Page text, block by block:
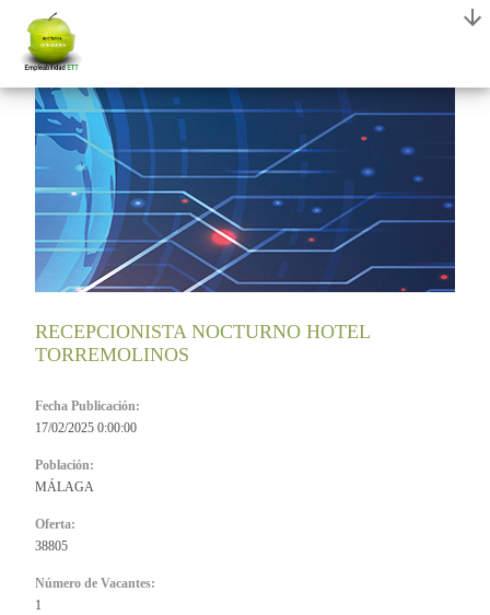
RECEPCIONISTA NOCTURNO HOTEL
TORREMOLINOS
Fecha Publicación:
17/02/2025 0:00:00
Población:
MÁLAGA
Oferta:
38805
Número de Vacantes:
1